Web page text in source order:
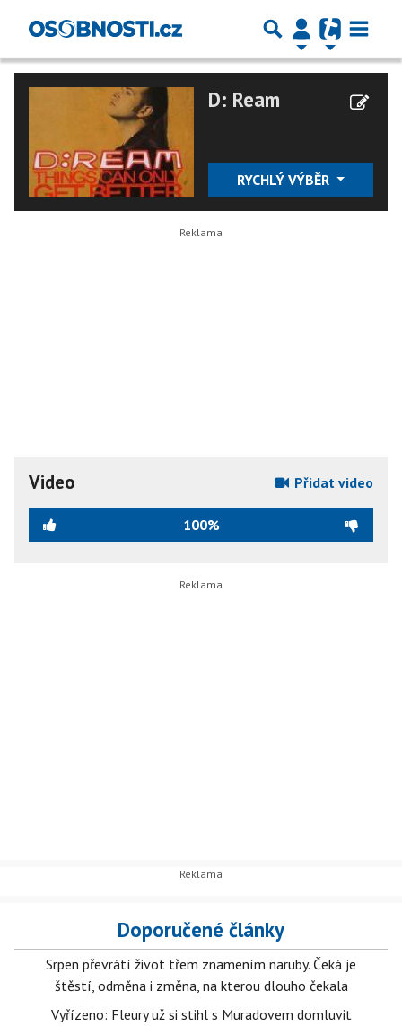
D: Ream
RYCHLÝ VÝBĚR
Video Přidat video
100%
Doporučené články
Srpen převrátí život třem znamením naruby. Čeká je
štěstí, odměna i změna, na kterou dlouho čekala
Vyřízeno: Fleury už si stihl s Muradovem domluvit